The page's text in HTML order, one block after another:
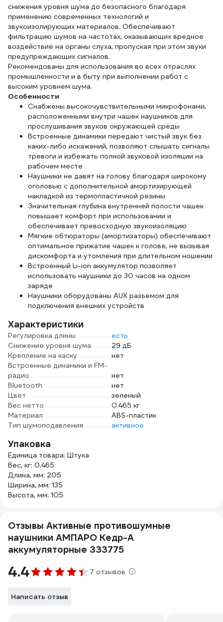
снижения уровня шума до безопасного благодаря
применению современных технологий и
звукоизолирующих материалов. Обеспечивают
фильтрацию шумов на частотах, оказывающих вредное
воздействие на органы слуха, пропуская при этом звуки
предупреждающих сигналов.
Рекомендованы для использования во всех отраслях
промышленности и в быту при выполнении работ с
высоким уровнем шума.
Особенности
Снабжены высокочувствительными микрофонами,
расположенными внутри чашек наушников для
прослушивания звуков окружающей среды
Встроенные динамики передают чистый звук без
каких-либо искажений, позволяют слышать сигналы
тревоги и избежать полной звуковой изоляции на
рабочем месте
Наушники не давят на голову благодаря широкому
оголовью с дополнительной амортизирующей
накладкой из термопластичной резины
Значительная глубина внутренней полости чашек
повышает комфорт при использовании и
обеспечивает превосходную звукоизоляцию
Мягкие обтюраторы (амортизаторы) обеспечивают
оптимальное прижатие чашек к голове, не вызывая
дискомфорта и утомления при длительном ношении
Встроенный Li-ion аккумулятор позволяет
использовать наушники до 30 часов на одном
заряде
Наушники оборудованы AUX разъемом для
подключения внешних устройств
Характеристики
Регулировка длины
есть
Снижение уровня шума
29 дБ
Крепление на каску
нет
Встроенные динамики и FM-
радио
нет
Bluetooth
нет
Цвет
зеленый
Вес нетто
0.465 кг
Материал
ABS-пластик
Тип шумоподавления
активное
Упаковка
Единица товара: Штука
Вес, кг: 0.465
Длина, мм: 205
Ширина, мм: 135
Высота, мм: 105
Отзывы Активные противошумные
наушники АМПАРО Кедр-А
аккумуляторные 333775
4.4 7 отзывов
Написать отзыв